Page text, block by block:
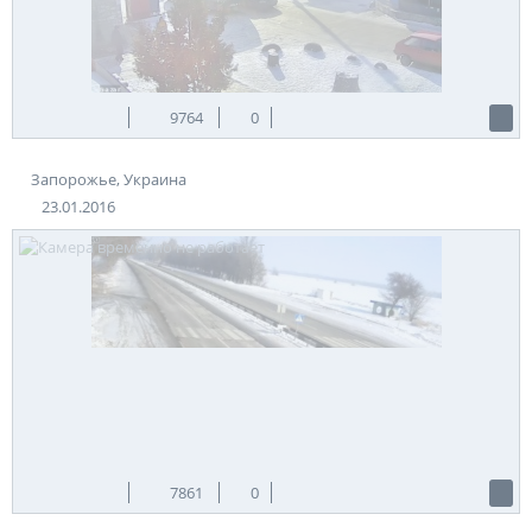
II разрабатывались также проекты о частичном улучшении
проходимости, однако это осталось не осуществленным. В
начале двадцатых годов 20 века, начались разработки
электрификации государственных предприятий а также
отдельных городов советского союза. Таким образом
станция помогла решить ряд важных проблем.
9764 0
Запорожье, Украина
23.01.2016
7861 0